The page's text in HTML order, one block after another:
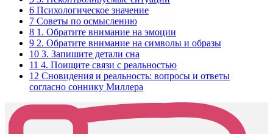
6 Психологическое значение
7 Советы по осмыслению
8 1. Обратите внимание на эмоции
9 2. Обратите внимание на символы и образы
10 3. Запишите детали сна
11 4. Поищите связи с реальностью
12 Сновидения и реальность: вопросы и ответы
согласно соннику Миллера